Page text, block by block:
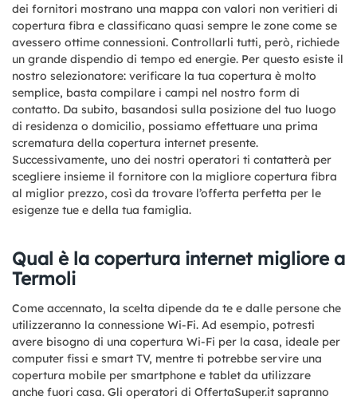
dei fornitori mostrano una mappa con valori non veritieri di
copertura fibra e classificano quasi sempre le zone come se
avessero ottime connessioni. Controllarli tutti, però, richiede
un grande dispendio di tempo ed energie. Per questo esiste il
nostro selezionatore: verificare la tua copertura è molto
semplice, basta compilare i campi nel nostro form di
contatto. Da subito, basandosi sulla posizione del tuo luogo
di residenza o domicilio, possiamo effettuare una prima
scrematura della copertura internet presente.
Successivamente, uno dei nostri operatori ti contatterà per
scegliere insieme il fornitore con la migliore copertura fibra
al miglior prezzo, così da trovare l’offerta perfetta per le
esigenze tue e della tua famiglia.
Qual è la copertura internet migliore a
Termoli
Come accennato, la scelta dipende da te e dalle persone che
utilizzeranno la connessione Wi-Fi. Ad esempio, potresti
avere bisogno di una copertura Wi-Fi per la casa, ideale per
computer fissi e smart TV, mentre ti potrebbe servire una
copertura mobile per smartphone e tablet da utilizzare
anche fuori casa. Gli operatori di OffertaSuper.it sapranno